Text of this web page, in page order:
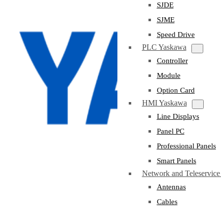
SJDE
SJME
Speed Drive
PLC Yaskawa
Controller
Module
Option Card
HMI Yaskawa
Line Displays
Panel PC
Professional Panels
Smart Panels
Network and
Antennas
Cables